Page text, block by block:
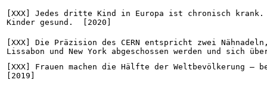
[XXX] Jedes dritte Kind in Europa ist chronisch
Kinder gesund.  [2020]
[XXX] Die Präzision des CERN entspricht zwei
Lissabon und New York abgeschossen werden und
[XXX] Frauen machen die Hälfte der Weltbevölkerung
[2019]